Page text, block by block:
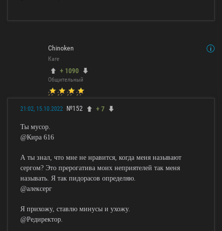
Chinoken
Каге
+ 1090
Общительный
21:02, 15.10.2022 №152 + 7
Ты мусор.
@Кира 616
А ты знал, что мне не нравится, когда меня называют
сергом? Это прерогатива моих неприятелей так меня
называть. Я так пидорасов определяю.
@алексерг
Я прихожу, ставлю минусы и ухожу.
@Редиректор.